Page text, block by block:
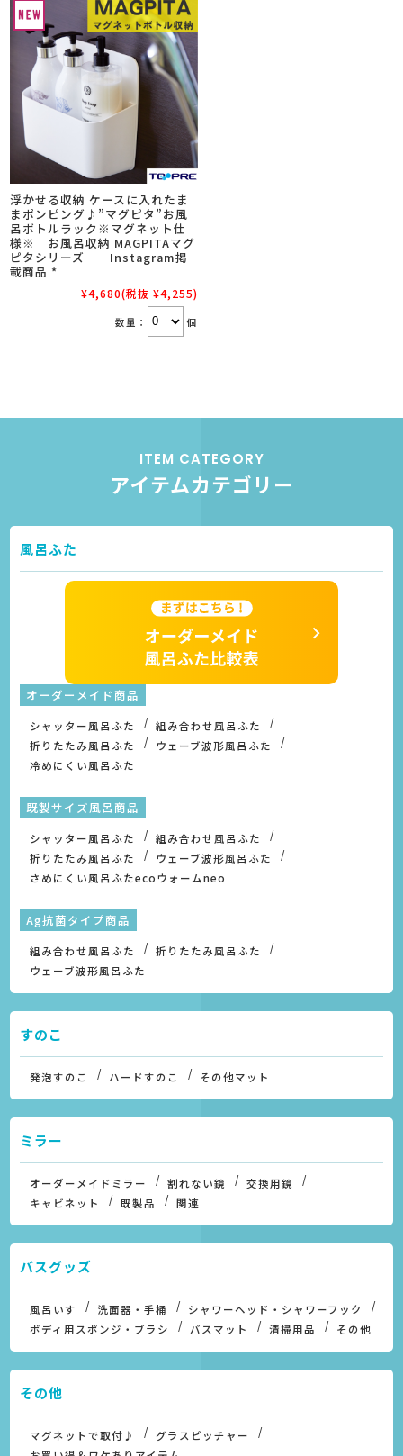
浮かせる収納 ケースに入れたま
まポンピング♪”マグピタ”お風
呂ボトルラック※マグネット仕
様※ お風呂収納 MAGPITAマグ
ピタシリーズ Instagram掲
載商品 *
¥4,680(税抜 ¥4,255)
数量： 個
ITEM CATEGORY
アイテムカテゴリー
風呂ふた
オーダーメイド商品
シャッター風呂ふた
組み合わせ風呂ふた
折りたたみ風呂ふた
ウェーブ波形風呂ふた
冷めにくい風呂ふた
既製サイズ風呂商品
シャッター風呂ふた
組み合わせ風呂ふた
折りたたみ風呂ふた
ウェーブ波形風呂ふた
さめにくい風呂ふたecoウォームneo
Ag抗菌タイプ商品
組み合わせ風呂ふた
折りたたみ風呂ふた
ウェーブ波形風呂ふた
すのこ
発泡すのこ ハードすのこ その他マット
ミラー
オーダーメイドミラー 割れない鏡
交換用鏡
キャビネット
既製品 関連
バスグッズ
風呂いす 洗面器・手桶
シャワーヘッド・シャワーフック
ボディ用スポンジ・ブラシ
バスマット 清掃用品 その他
その他
マグネットで取付♪
グラスピッチャー